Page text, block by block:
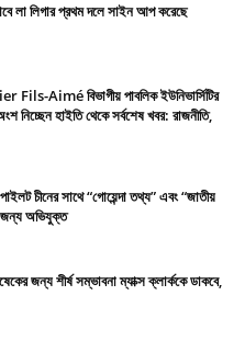
লা লিগার প্রথম দলে সাইন আপ করেছে
Aimé বিভাগীয় পাবলিক ইউনিভার্সিটির
নিচ্ছেন হাইতি থেকে সর্বশেষ খবর: রাজনীতি,
চীনের সাথে “গোয়েন্দা তথ্য” এবং “জাতীয়
জন্য অভিযুক্ত
জন্য শীর্ষ সম্ভাবনা ম্যাক্স ক্লার্ককে ডাকবে,